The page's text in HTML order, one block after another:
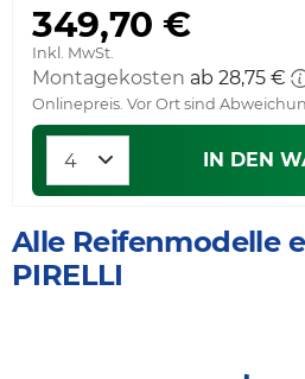
349,70 €
Inkl. MwSt.
Montagekosten ab 28,75 €
Onlinepreis. Vor Ort sind
IN DEN
Alle Reifenmodelle
PIRELLI